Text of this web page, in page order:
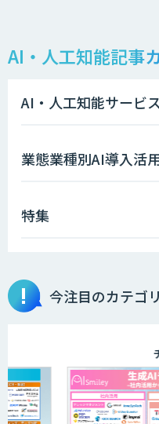
AI・人工知能記事
AI・人工知能サービス
業態業種別AI導入活
特集
今注目のカテゴ
チャ